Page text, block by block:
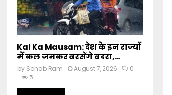
Kal Ka Mausam: देश के इन राज्यों
में कल जमकर बरसेंगे बदरा,...
by Sahab Ram August 7, 2026
0
5